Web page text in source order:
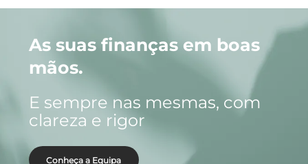
As suas finanças em boas
mãos.
E sempre nas mesmas, com
clareza e rigor
Conheça a Equipa